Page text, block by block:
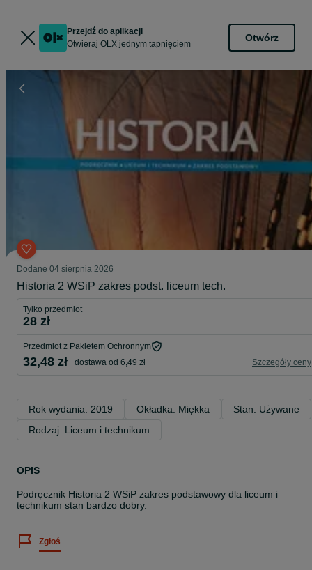
Przejdź do aplikacji
Otwieraj OLX jednym tapnięciem
Otwórz
Dodane 04 sierpnia 2026
Historia 2 WSiP zakres podst. liceum tech.
Tylko przedmiot
28 zł
Przedmiot z Pakietem Ochronnym
32,48 zł+ dostawa od 6,49 zł Szczegóły ceny
Rok wydania: 2019 Okładka: Miękka
Stan: Używane
Rodzaj: Liceum i technikum
OPIS
Podręcznik Historia 2 WSiP zakres podstawowy dla liceum i
technikum stan bardzo dobry.
Zgłoś